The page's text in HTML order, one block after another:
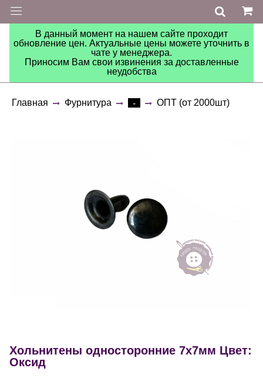
В данный момент на нашем сайте проходит
обновление цен. Актуальные цены можете уточнить в
чате у менеджера.
Приносим Вам свои извинения за доставленные
неудобства
Главная Фурнитура - ОПТ (от 2000шт)
Хольнитены односторонние 7х7мм Цвет:
Оксид